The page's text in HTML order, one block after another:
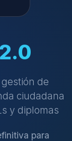
de
ciudadana
y diplomas
para